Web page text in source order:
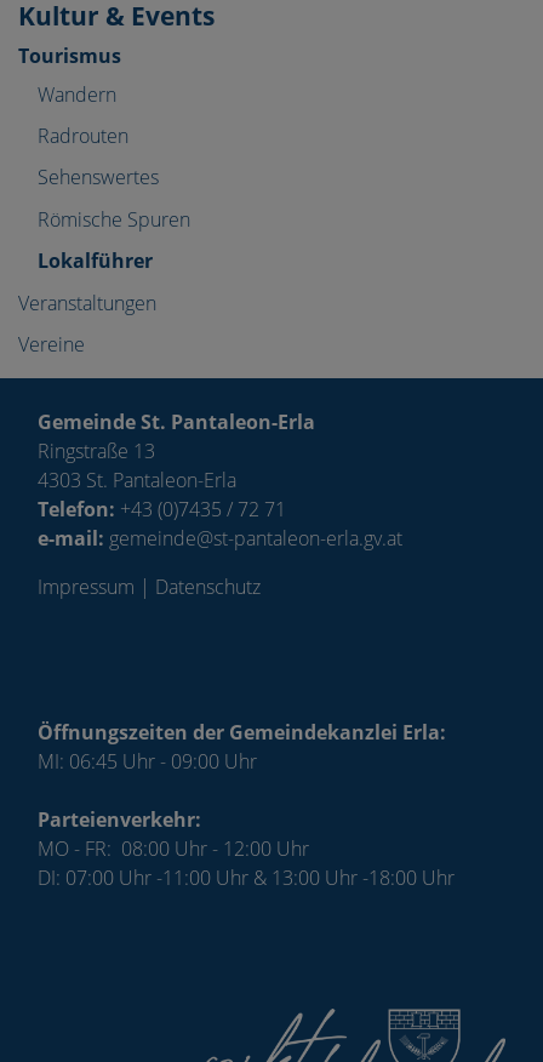
Kultur & Events
Tourismus
Wandern
Radrouten
Sehenswertes
Römische Spuren
Lokalführer
Veranstaltungen
Vereine
Gemeinde St. Pantaleon-Erla
Ringstraße 13
4303 St. Pantaleon-Erla
Telefon: +43 (0)7435 / 72 71
e-mail: gemeinde@st-pantaleon-erla.gv.at
Impressum | Datenschutz
Öffnungszeiten der Gemeindekanzlei Erla:
MI: 06:45 Uhr - 09:00 Uhr
Parteienverkehr:
MO - FR: 08:00 Uhr - 12:00 Uhr
DI: 07:00 Uhr -11:00 Uhr & 13:00 Uhr -18:00 Uhr